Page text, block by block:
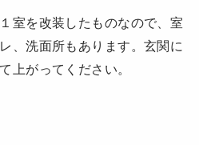
室を改装したものなので、室
、洗面所もあります。玄関に
上がってください。